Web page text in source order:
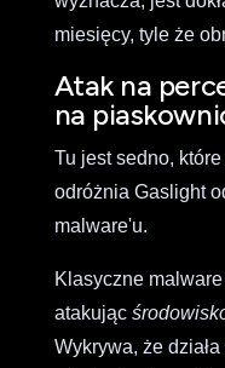
miesięcy, tyle że
Atak na
na
Tu jest sedno,
odróżnia Gaslight
malware'u.
Klasyczne
atakując
Wykrywa, że